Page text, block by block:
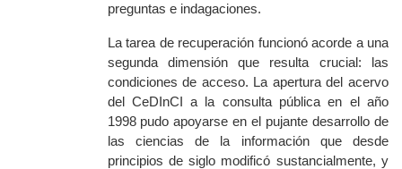
preguntas e indagaciones.
La tarea de recuperación funcionó acorde a una
segundadimensión que resulta crucial: las
condiciones de acceso. La apertura del acervo
del CeDInCI a la consulta pública en el año
1998 pudo apoyarse en el pujante desarrollo de
las ciencias de la información que desde
principios de siglo modificó sustancialmente, y